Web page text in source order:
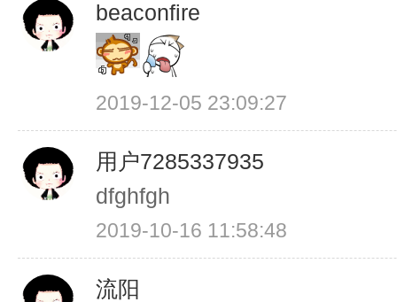
beaconfire
2019-12-05 23:09:27
用户7285337935
dfghfgh
2019-10-16 11:58:48
流阳